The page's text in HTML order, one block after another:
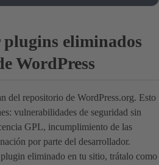
plugins eliminados
WordPress
del repositorio de WordPress.org. Esto
vulnerabilidades de seguridad sin
GPL, incumplimiento de las
por parte del desarrollador.
eliminado en tu sitio, trátalo como